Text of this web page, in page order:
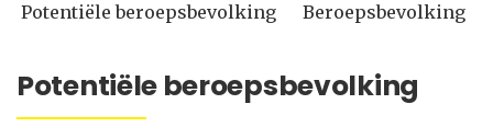
Potentiële beroepsbevolking Beroepsbevolking
Potentiële beroepsbevolking